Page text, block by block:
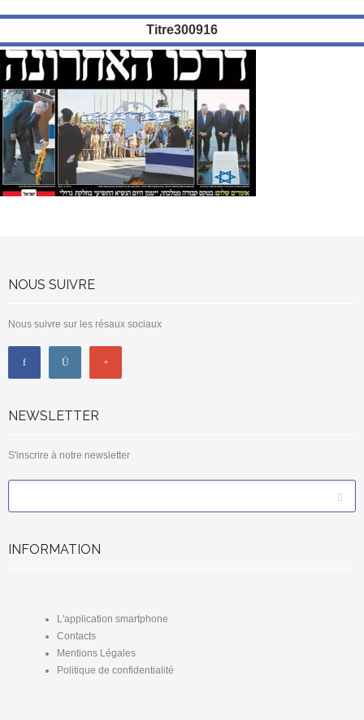
Titre300916
NOUS SUIVRE
Nous suivre sur les résaux sociaux
NEWSLETTER
S'inscrire à notre newsletter
INFORMATION
L'application smartphone
Contacts
Mentions Légales
Politique de confidentialité